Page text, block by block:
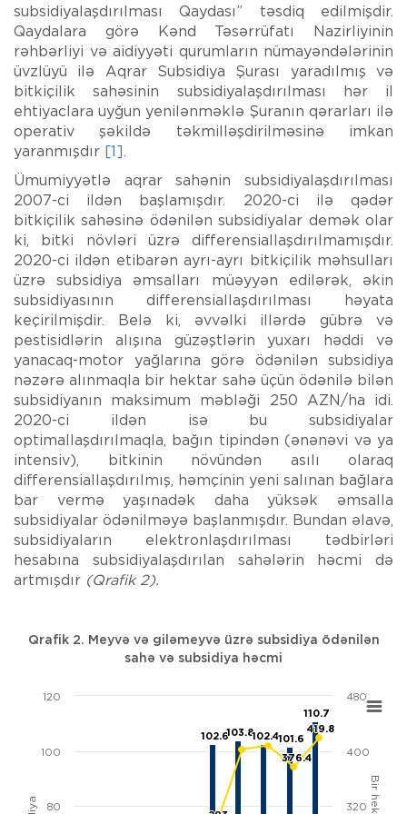
subsidiyalaşdırılması Qaydası” təsdiq edilmişdir.
Qaydalara görə Kənd Təsərrüfatı Nazirliyinin
rəhbərliyi və aidiyyəti qurumların nümayəndələrinin
üvzlüyü ilə Aqrar Subsidiya Şurası yaradılmış və
bitkiçilik sahəsinin subsidiyalaşdırılması hər il
ehtiyaclara uyğun yenilənməklə Şuranın qərarları ilə
operativ şəkildə təkmilləşdirilməsinə imkan
yaranmışdır [1].
Ümumiyyətlə aqrar sahənin subsidiyalaşdırılması
2007-ci ildən başlamışdır. 2020-ci ilə qədər
bitkiçilik sahəsinə ödənilən subsidiyalar demək olar
ki, bitki növləri üzrə differensiallaşdırılmamışdır.
2020-ci ildən etibarən ayrı-ayrı bitkiçilik məhsulları
üzrə subsidiya əmsalları müəyyən edilərək, əkin
subsidiyasının differensiallaşdırılması həyata
keçirilmişdir. Belə ki, əvvəlki illərdə gübrə və
pestisidlərin alışına güzəştlərin yuxarı həddi və
yanacaq-motor yağlarına görə ödənilən subsidiya
nəzərə alınmaqla bir hektar sahə üçün ödənilə bilən
subsidiyanın maksimum məbləği 250 AZN/ha idi.
2020-ci ildən isə bu subsidiyalar
optimallaşdırılmaqla, bağın tipindən (ənənəvi və ya
intensiv), bitkinin növündən asılı olaraq
differensiallaşdırılmış, həmçinin yeni salınan bağlara
bar vermə yaşınadək daha yüksək əmsalla
subsidiyalar ödənilməyə başlanmışdır. Bundan əlavə,
subsidiyaların elektronlaşdırılması tədbirləri
hesabına subsidiyalaşdırılan sahələrin həcmi də
artmışdır (Qrafik 2).
Qrafik 2. Meyvə və giləmeyvə üzrə subsidiya ödənilən
sahə və subsidiya həcmi
Chart
View as data table, Chart
The chart has 1 X axis displaying categories.
The chart has 2 Y axes displaying Sahə və cəmi subsidiya and
102.6
102.6103.8
103.8102.4
102.4101.6
101.6
110.7
110.7
376.4
376.4
419.8
419.8
80
100
120
320
400
480